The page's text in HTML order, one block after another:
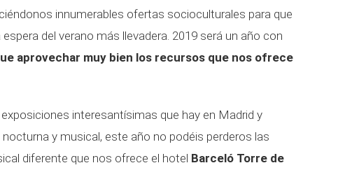
innumerables ofertas socioculturales para que
del verano más llevadera. 2019 será un año con
aprovechar muy bien los recursos que nos ofrece
interesantísimas que hay en Madrid y
y musical, este año no podéis perderos las
diferente que nos ofrece el hotel Barceló Torre de